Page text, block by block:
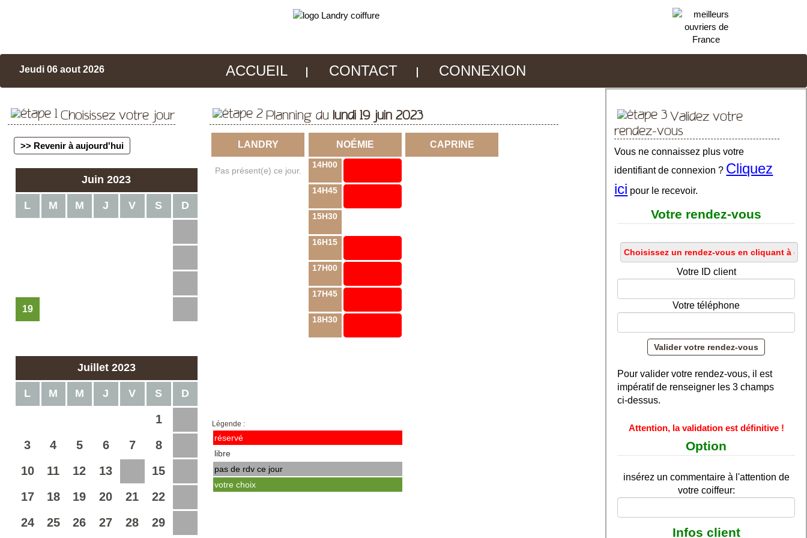
Jeudi 06 aout 2026 ACCUEIL CONTACT CONNEXION
Choisissez votre jour
>> Revenir à aujourd'hui
Juin 2023
L M M J V S D
19
Juillet 2023
L M M J V S D
1
3 4 5 6 7 8
10 11 12 13 15
17 18 19 20 21 22
24 25 26 27 28 29
Planning dulundi 19 juin 2023
LANDRY
Pas présent(e) ce jour.
NOÉMIE
14H00
14H45
15H30
16H15
17H00
17H45
18H30
CAPRINE
Légende :
réservé
libre
pas de rdv ce jour
votre choix
Validez votre
rendez-vous
Vous ne connaissez plus votre
identifiant de connexion ? Cliquez
ici pour le recevoir.
Votre rendez-vous
Votre ID client
Votre téléphone
Pour valider votre rendez-vous, il est
impératif de renseigner les 3 champs
ci-dessus.
Attention, la validation est définitive !
Option
insérez un commentaire à l'attention de
votre coiffeur:
Infos client